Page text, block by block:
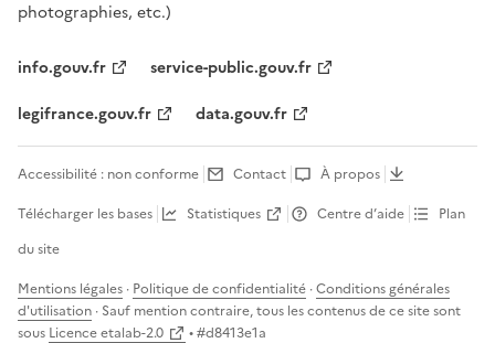
photographies, etc.)
info.gouv.fr
service-public.gouv.fr
legifrance.gouv.fr
data.gouv.fr
Accessibilité : non conforme Contact
À propos
Télécharger les bases
Statistiques Centre d’aide
Plan
du site
Mentions légales · Politique de confidentialité ·Conditions générales
d'utilisation · Sauf mention contraire, tous les contenus de ce site sont
sous Licence etalab-2.0 • #d8413e1a